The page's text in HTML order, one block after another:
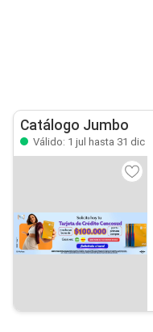
Catálogo Jumbo
Válido: 1 jul hasta 31 dic